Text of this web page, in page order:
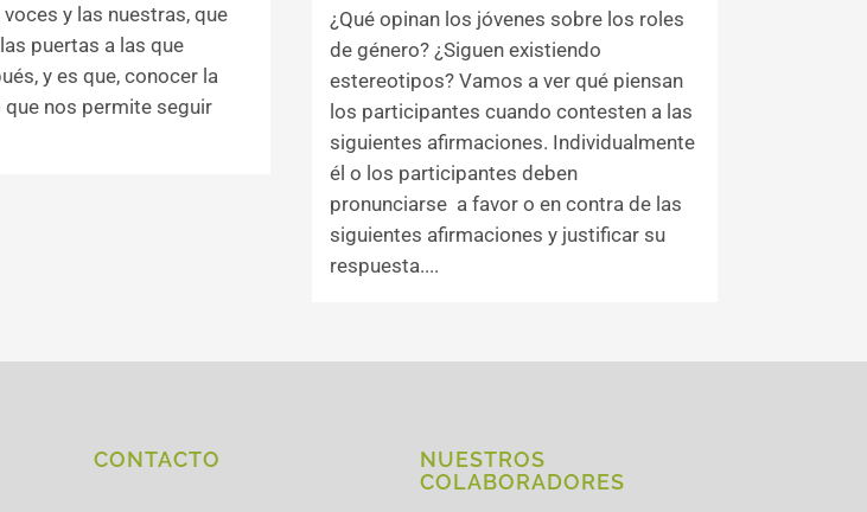
y las nuestras, que
puertas a las que
y es que, conocer la
que nos permite seguir
¿Qué opinan los jóvenes sobre los roles
de género? ¿Siguen existiendo
estereotipos? Vamos a ver qué piensan
los participantes cuando contesten a las
siguientes afirmaciones. Individualmente
él o los participantes deben
pronunciarse a favor o en contra de las
siguientes afirmaciones y justificar su
respuesta....
CONTACTO
NUESTROS
COLABORADORES